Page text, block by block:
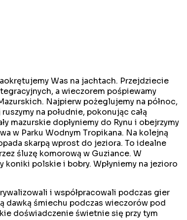
Was na jachtach. Przejdziecie
a wieczorem pośpiewamy
Najpierw pożeglujemy na północ,
na południe, pokonując całą
mazurskie dopłyniemy do Rynu i obejrzymy
w Parku Wodnym Tropikana. Na kolejną
skarpą wprost do jeziora. To idealne
śluzę komorową w Guziance. W
polskie i bobry. Wpłyniemy na jezioro
i współpracowali podczas gier
dawką śmiechu podczas wieczorów pod
doświadczenie świetnie się przy tym